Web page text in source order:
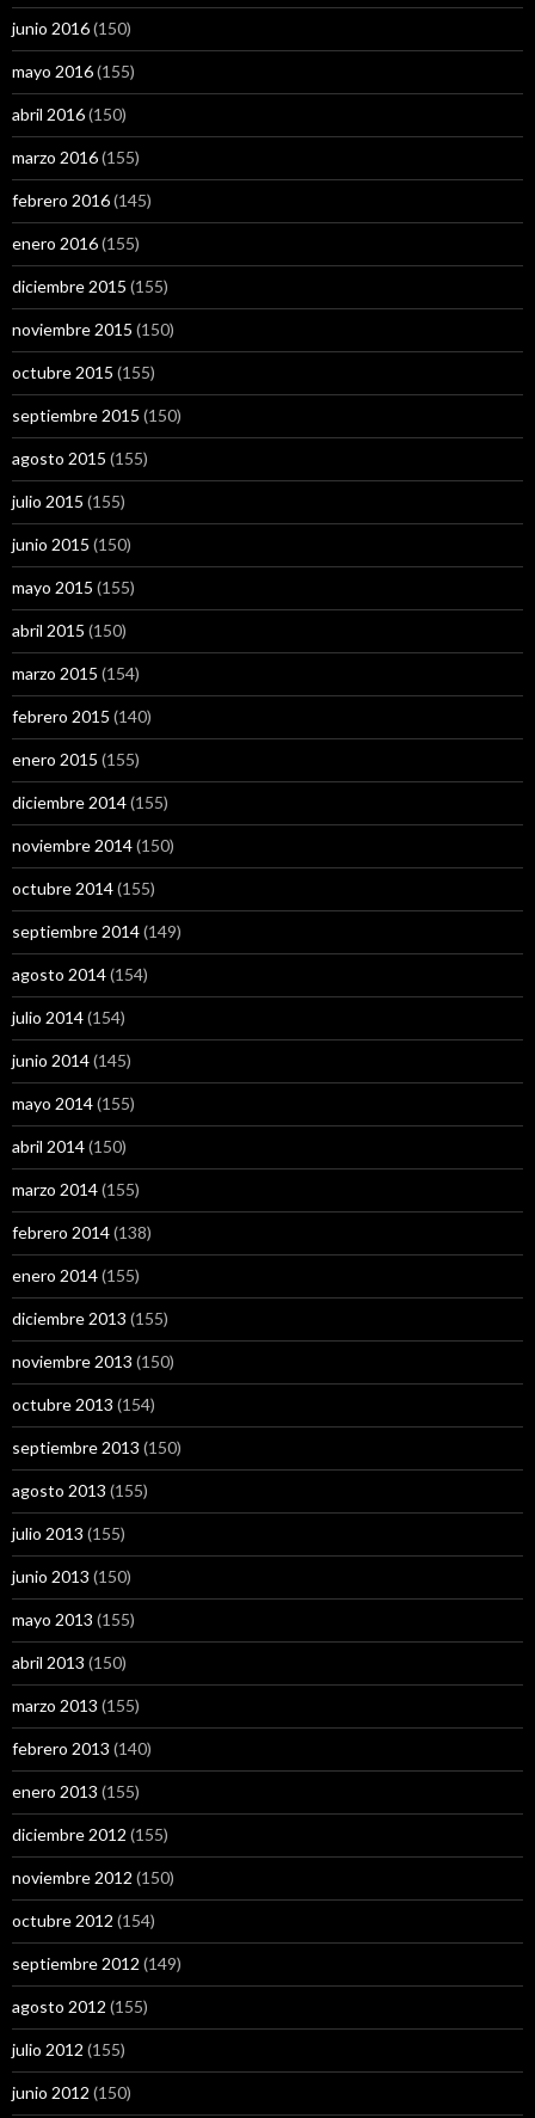
junio 2016(150)
mayo 2016(155)
abril 2016(150)
marzo 2016(155)
febrero 2016(145)
enero 2016(155)
diciembre 2015 (155)
noviembre 2015 (150)
octubre 2015 (155)
septiembre 2015 (150)
agosto 2015 (155)
julio 2015 (155)
junio 2015 (150)
mayo 2015 (155)
abril 2015 (150)
marzo 2015 (154)
febrero 2015 (140)
enero 2015 (155)
diciembre 2014(155)
noviembre 2014(150)
octubre 2014(155)
septiembre 2014(149)
agosto 2014(154)
julio 2014(154)
junio 2014(145)
mayo 2014(155)
abril 2014(150)
marzo 2014(155)
febrero 2014(138)
enero 2014(155)
diciembre 2013 (155)
noviembre 2013 (150)
octubre 2013 (154)
septiembre 2013 (150)
agosto 2013 (155)
julio 2013 (155)
junio 2013 (150)
mayo 2013 (155)
abril 2013 (150)
marzo 2013 (155)
febrero 2013 (140)
enero 2013 (155)
diciembre 2012 (155)
noviembre 2012 (150)
octubre 2012 (154)
septiembre 2012 (149)
agosto 2012 (155)
julio 2012 (155)
junio 2012 (150)